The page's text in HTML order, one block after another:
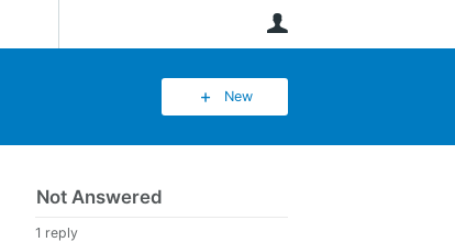
New
Not Answered
1 reply